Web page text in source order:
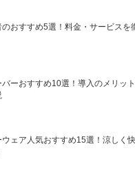
おすすめ5選！料金・サービスを
ーおすすめ10選！導入のメリッ
ェア人気おすすめ15選！涼しく